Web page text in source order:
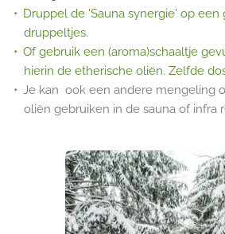
Druppel de 'Sauna synergie' op een
druppeltjes.
Of gebruik een (aroma)schaaltje
hierin de etherische oliën. Zelfde
Je kan ook een andere mengeling
oliën gebruiken in de sauna of infra